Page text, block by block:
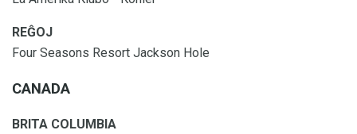
REĜOJ
Four Seasons Resort Jackson Hole
CANADA
BRITA COLUMBIA